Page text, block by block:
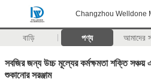
Changzhou Welldone
বাড়ি পণ্য আমাদের
সবজির জন্য উচ্চ মূল্যের কর্মক্ষমতা শক্তি সঞ্চয়
শুকানোর সরঞ্জাম